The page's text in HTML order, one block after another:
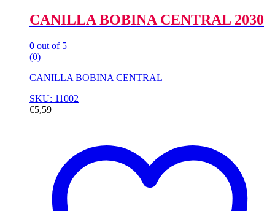
CANILLA BOBINA CENTRAL 2030
0 out of 5
(0)
CANILLA BOBINA CENTRAL
SKU: 11002
€5,59